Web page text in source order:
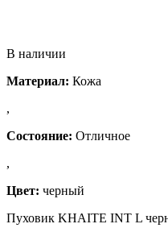
В наличии
Материал: Кожа
,
Состояние: Отличное
,
Цвет: черный
Пуховик KHAITE INT L